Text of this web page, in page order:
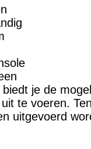
je de
te voeren.
uitgevoerd